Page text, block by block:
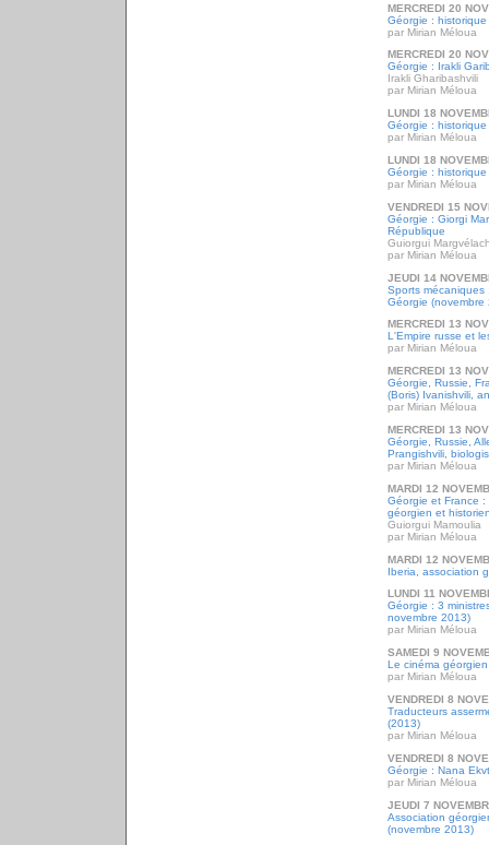
MERCREDI 20
Géorgie :
par Mirian Méloua
MERCREDI 20
Géorgie : Irakli
Irakli Gharibashvili
par Mirian Méloua
LUNDI 18
Géorgie :
par Mirian Méloua
LUNDI 18
Géorgie :
par Mirian Méloua
VENDREDI 15
Géorgie : Giorgi
République
Guiorgui
par Mirian Méloua
JEUDI 14
Sports mécaniques
Géorgie (novembre
MERCREDI 13
L'Empire russe et
par Mirian Méloua
MERCREDI 13
Géorgie, Russie,
(Boris) Ivanishvili,
par Mirian Méloua
MERCREDI 13
Géorgie, Russie,
Prangishvili,
par Mirian Méloua
MARDI 12
Géorgie et France :
géorgien et
Guiorgui Mamoulia
par Mirian Méloua
MARDI 12
Iberia, association
LUNDI 11
Géorgie : 3
novembre 2013)
par Mirian Méloua
SAMEDI 9
Le cinéma
par Mirian Méloua
VENDREDI 8
Traducteurs
(2013)
par Mirian Méloua
VENDREDI 8
Géorgie : Nana
par Mirian Méloua
JEUDI 7
Association
(novembre 2013)